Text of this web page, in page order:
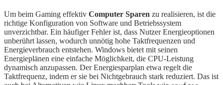
Um beim Gaming effektiv Computer Sparen zu realisieren, ist die
richtige Konfiguration von Software und Betriebssystem
unverzichtbar. Ein häufiger Fehler ist, dass Nutzer Energieoptionen
unberührt lassen, wodurch unnötig hohe Taktfrequenzen und
Energieverbrauch entstehen. Windows bietet mit seinen
Energieplänen eine einfache Möglichkeit, die CPU-Leistung
dynamisch anzupassen. Der Energiesparplan etwa regelt die
Taktfrequenz, indem er sie bei Nichtgebrauch stark reduziert. Das ist